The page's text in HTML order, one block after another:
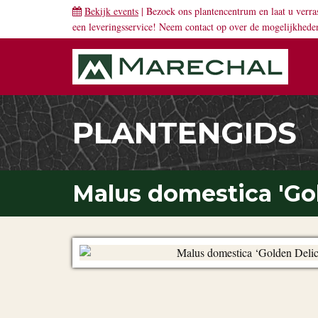
Bekijk events | Bezoek ons plantencentrum en laat u
een leveringsservice! Neem contact op over de
PLANTENGIDS
Malus domestica